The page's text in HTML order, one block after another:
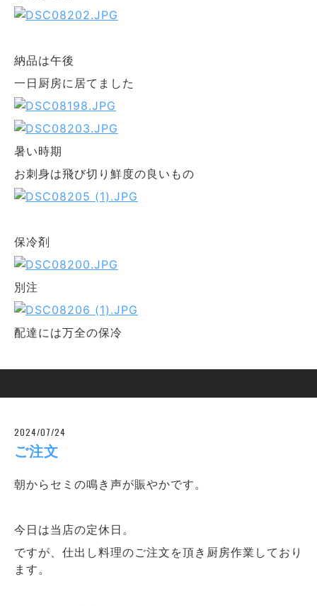
納品は午後
一日厨房に居てました
暑い時期
お刺身は飛び切り鮮度の良いもの
保冷剤
別注
配達には万全の保冷
2024/07/24
ご注文
朝からセミの鳴き声が賑やかです。
今日は当店の定休日。
ですが、仕出し料理のご注文を頂き厨房作業しており
ます。